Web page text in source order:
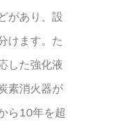
があり、設
けます。た
した強化液
素消火器が
ら10年を超